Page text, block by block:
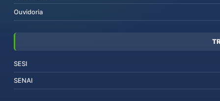
Ouvidoria
SESI
SENAI